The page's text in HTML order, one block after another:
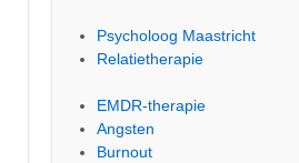
Psycholoog Maastricht
Relatietherapie
EMDR-therapie
Angsten
Burnout